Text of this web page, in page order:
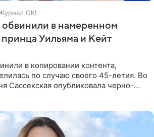
OK!
в намеренном
Уильяма и Кейт
в копировании контента,
по случаю своего 45-летия. Во
Сассекская опубликовала черно-